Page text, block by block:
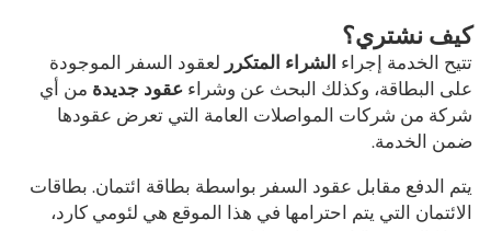
كيف نشتري؟
تتيح الخدمة إجراء الشراء المتكرر لعقود السفر الموجودة
على البطاقة، وكذلك البحث عن وشراء عقود جديدة من أي
شركة من شركات المواصلات العامة التي تعرض عقودها
ضمن الخدمة.
يتم الدفع مقابل عقود السفر بواسطة بطاقة ائتمان. بطاقات
الائتمان التي يتم احترامها في هذا الموقع هي لئومي كارد،